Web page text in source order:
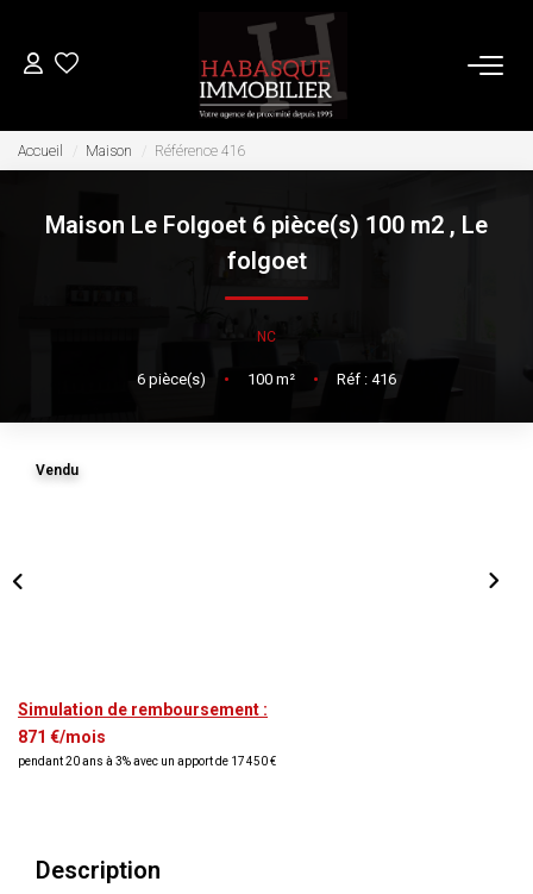
ACHETER
LOUER
VENDRE
Nous Rejoindre
Accueil Maison Référence 416
Maison Le Folgoet 6 pièce(s) 100 m2 , Le
folgoet
NC
6 pièce(s) • 100 m² • Réf : 416
Vendu
Simulation de remboursement :
871 €/mois
pendant 20 ans à 3% avec un apport de 17 450 €
Description